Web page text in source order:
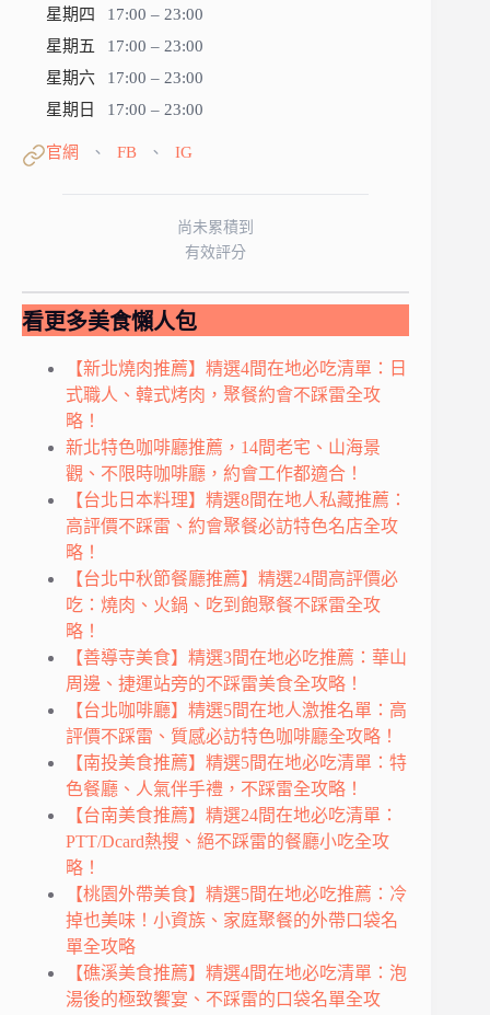
星期四
17:00 – 23:00
星期五
17:00 – 23:00
星期六
17:00 – 23:00
星期日
17:00 – 23:00
官網 、 FB 、 IG
尚未累積到
有效評分
看更多美食懶人包
【新北燒肉推薦】精選4間在地必吃清單：日
式職人、韓式烤肉，聚餐約會不踩雷全攻
略！
新北特色咖啡廳推薦，14間老宅、山海景
觀、不限時咖啡廳，約會工作都適合！
【台北日本料理】精選8間在地人私藏推薦：
高評價不踩雷、約會聚餐必訪特色名店全攻
略！
【台北中秋節餐廳推薦】精選24間高評價必
吃：燒肉、火鍋、吃到飽聚餐不踩雷全攻
略！
【善導寺美食】精選3間在地必吃推薦：華山
周邊、捷運站旁的不踩雷美食全攻略！
【台北咖啡廳】精選5間在地人激推名單：高
評價不踩雷、質感必訪特色咖啡廳全攻略！
【南投美食推薦】精選5間在地必吃清單：特
色餐廳、人氣伴手禮，不踩雷全攻略！
【台南美食推薦】精選24間在地必吃清單：
PTT/Dcard熱搜、絕不踩雷的餐廳小吃全攻
略！
【桃園外帶美食】精選5間在地必吃推薦：冷
掉也美味！小資族、家庭聚餐的外帶口袋名
單全攻略
【礁溪美食推薦】精選4間在地必吃清單：泡
湯後的極致饗宴、不踩雷的口袋名單全攻